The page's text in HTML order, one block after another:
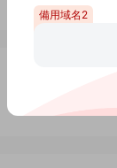
樂高:侏
備用域名2